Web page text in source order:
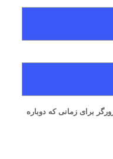
برای زمانی که دوباره